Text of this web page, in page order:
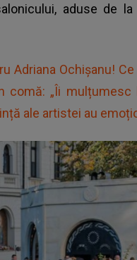
aduse de
Adriana Ochișanu!
comă: „Îi
ale artistei au